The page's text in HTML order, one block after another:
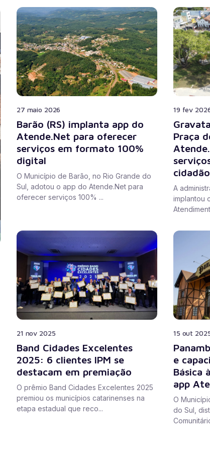
27 maio 2026
Barão (RS) implanta app do
Atende.Net para oferecer
serviços em formato 100%
digital
O Município de Barão, no Rio Grande do
Sul, adotou o app do Atende.Net para
oferecer serviços 100% ...
19 fev
Praça
cidadão
A
implantou
21 nov 2025
Band Cidades Excelentes
2025: 6 clientes IPM se
destacam em premiação
O prêmio Band Cidades Excelentes 2025
premiou os municípios catarinenses na
etapa estadual que reco...
15 out
e
Básica
app
O
do Sul,